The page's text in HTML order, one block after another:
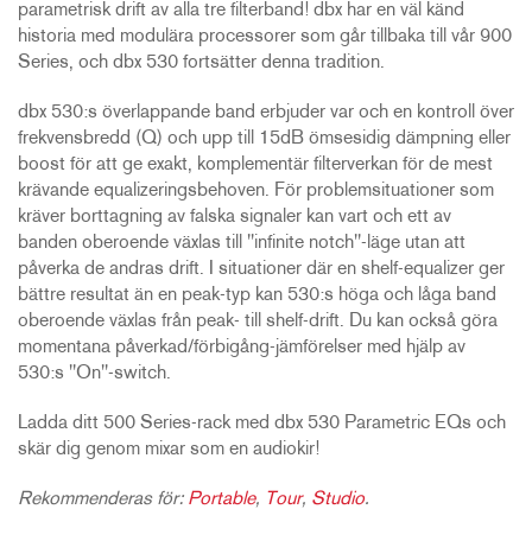
parametrisk drift av alla tre filterband! dbx har en väl känd
historia med modulära processorer som går tillbaka till vår 900
Series, och dbx 530 fortsätter denna tradition.
dbx 530:s överlappande band erbjuder var och en kontroll över
frekvensbredd (Q) och upp till 15dB ömsesidig dämpning eller
boost för att ge exakt, komplementär filterverkan för de mest
krävande equalizeringsbehoven. För problemsituationer som
kräver borttagning av falska signaler kan vart och ett av
banden oberoende växlas till "infinite notch"-läge utan att
påverka de andras drift. I situationer där en shelf-equalizer ger
bättre resultat än en peak-typ kan 530:s höga och låga band
oberoende växlas från peak- till shelf-drift. Du kan också göra
momentana påverkad/förbigång-jämförelser med hjälp av
530:s "On"-switch.
Ladda ditt 500 Series-rack med dbx 530 Parametric EQs och
skär dig genom mixar som en audiokir!
Rekommenderas för: Portable, Tour, Studio.